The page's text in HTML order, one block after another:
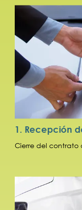
1. Recepción
Cierre del contrato